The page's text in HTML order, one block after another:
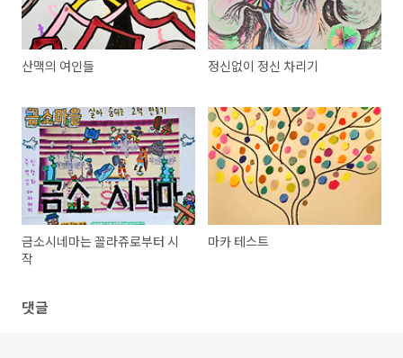
산맥의 여인들 정신없이 정신 차리기
금소시네마는 꼴라쥬로부터 시
작
마카 테스트
댓글